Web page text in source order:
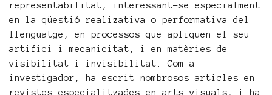
representabilitat, interessant-se especialment
en la qüestió realizativa o performativa del
llenguatge, en processos que apliquen el seu
artifici i mecanicitat, i en matèries de
visibilitat i invisibilitat. Com a
investigador, ha escrit nombrosos articles en
revistes especialitzades en arts visuals, i ha